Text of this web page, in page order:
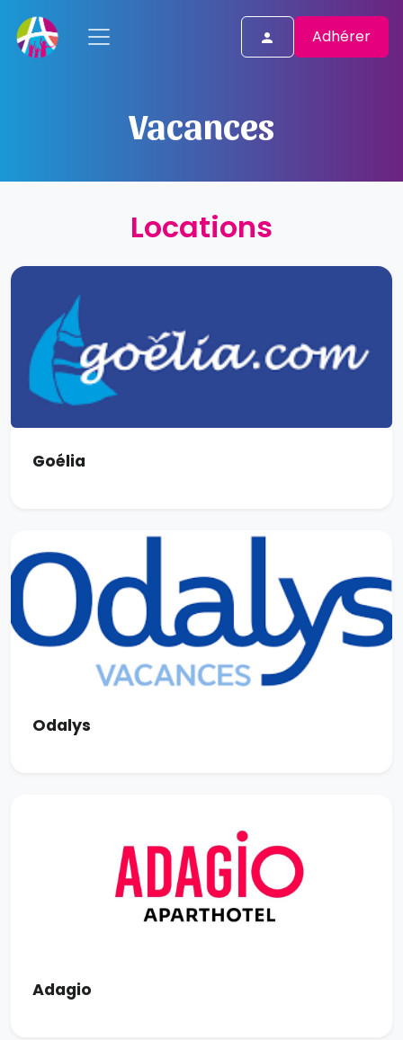
Adhérer
Vacances
Locations
Goélia
Odalys
Adagio